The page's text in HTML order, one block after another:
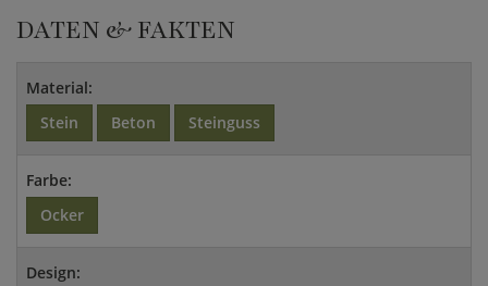
DATEN & FAKTEN
Material:
Stein
Beton Steinguss
Farbe:
Ocker
Design: